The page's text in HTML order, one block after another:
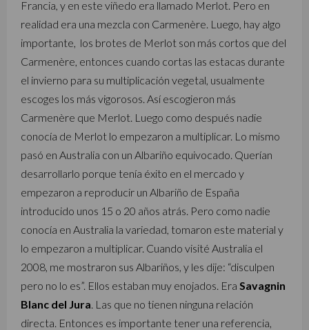
Francia, y en este viñedo era llamado Merlot. Pero en
realidad era una mezcla con Carmenère. Luego, hay algo
importante, los brotes de Merlot son más cortos que del
Carmenère, entonces cuando cortas las estacas durante
el invierno para su multiplicación vegetal, usualmente
escoges los más vigorosos. Así escogieron más
Carmenère que Merlot. Luego como después nadie
conocía de Merlot lo empezaron a multiplicar. Lo mismo
pasó en Australia con un Albariño equivocado. Querían
desarrollarlo porque tenía éxito en el mercado y
empezaron a reproducir un Albariño de España
introducido unos 15 o 20 años atrás. Pero como nadie
conocía en Australia la variedad, tomaron este material y
lo empezaron a multiplicar. Cuando visité Australia el
2008, me mostraron sus Albariños, y les dije: “disculpen
pero no lo es”. Ellos estaban muy enojados. Era Savagnin
Blanc del Jura . Las que no tienen ninguna relación
directa. Entonces es importante tener una referencia,